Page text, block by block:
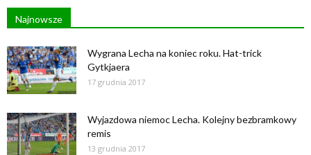
Najnowsze
Wygrana Lecha na koniec roku. Hat-trick
Gytkjaera
17 grudnia 2017
Wyjazdowa niemoc Lecha. Kolejny bezbramkowy
remis
13 grudnia 2017